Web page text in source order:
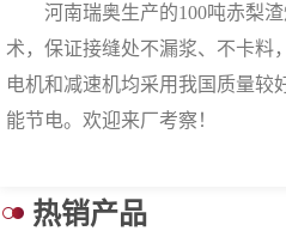
河南瑞奥生产的100吨赤梨渣
术，保证接缝处不漏浆、不卡料
电机和减速机均采用我国质量较
能节电。欢迎来厂考察！
热销产品